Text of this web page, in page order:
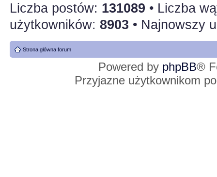
Liczba postów: 131089 • Liczba
użytkowników: 8903 • Najnowszy
Strona główna forum
Powered by phpBB®
Przyjazne użytkownikom